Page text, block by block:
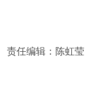
责任编辑： 陈虹莹